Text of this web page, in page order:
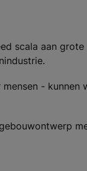
scala aan grote
- kunnen